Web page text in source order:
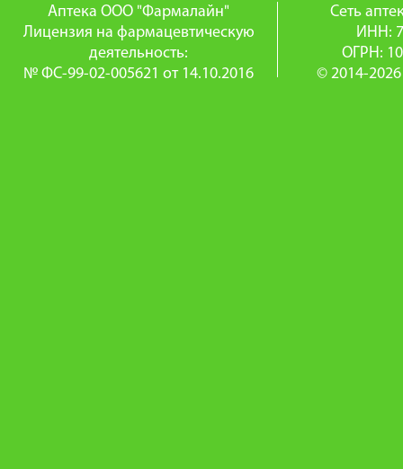
Аптека ООО "Фармалайн"
Лицензия на фармацевтическую
деятельность:
№ ФС-99-02-005621 от 14.10.2016
Сеть
ИНН:
ОГРН:
© 2014-